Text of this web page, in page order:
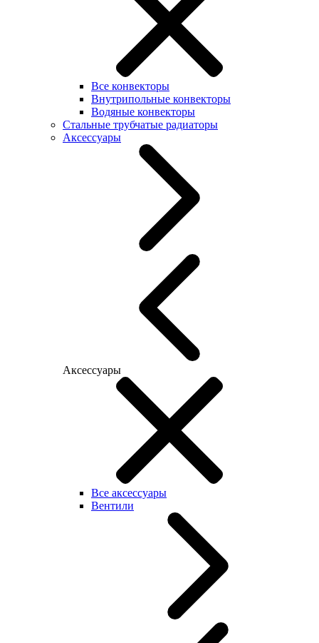
Все конвекторы
Внутрипольные конвекторы
Водяные конвекторы
Стальные трубчатые радиаторы
Аксессуары
Аксессуары
Все аксессуары
Вентили